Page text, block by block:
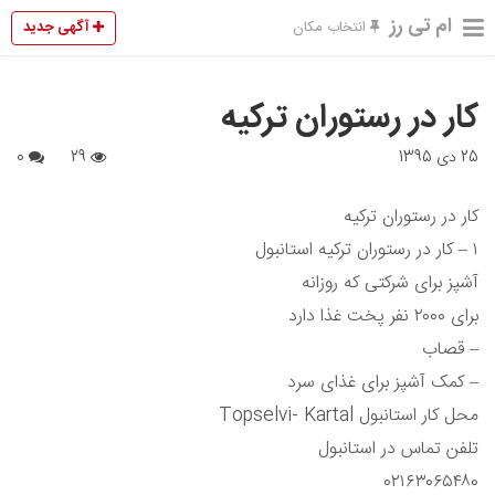
ام تی رز انتخاب مکان آگهی جدید
کار در رستوران ترکیه
25 دی 1395
کار در رستوران ترکیه
۱ – کار در رستوران ترکیه استانبول
آشپز برای شرکتی که روزانه
برای ۲۰۰۰ نفر پخت غذا دارد
– قصاب
– کمک آشپز برای غذای سرد
محل کار استانبول Topselvi- Kartal
تلفن تماس در استانبول
۰۲۱۶۳۰۶۵۴۸۰